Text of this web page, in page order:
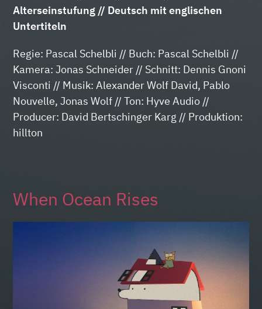
Alterseinstufung // Deutsch mit englischen
Untertiteln
Regie: Pascal Schelbli // Buch: Pascal Schelbli //
Kamera: Jonas Schneider // Schnitt: Dennis Gnoni
Visconti // Musik: Alexander Wolf David, Pablo
Nouvelle, Jonas Wolf // Ton: Hyve Audio //
Producer: David Bertschinger Karg // Produktion:
hillton
When Ocean Rises